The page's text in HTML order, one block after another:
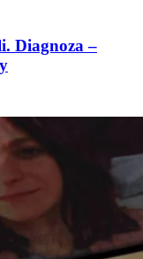
Diagnoza –